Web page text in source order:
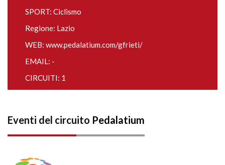
SPORT: Ciclismo
Regione: Lazio
WEB: www.pedalatium.com/gfrieti/
EMAIL: -
CIRCUITI: 1
Eventi del circuito Pedalatium